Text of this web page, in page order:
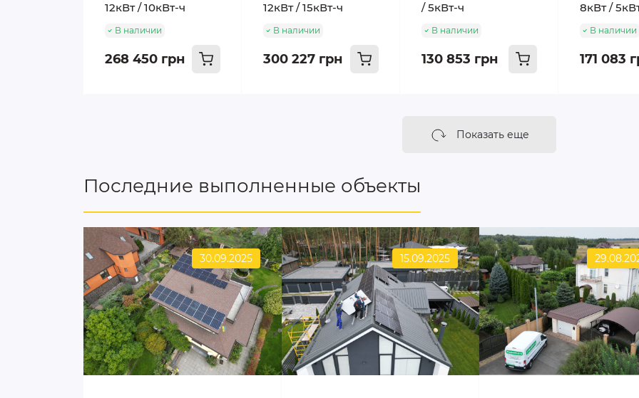
12кВт / 10кВт-ч
В наличии
268 450 грн
12кВт / 15кВт-ч
В наличии
300 227 грн
/ 5кВт-ч
В наличии
130 853 грн
8кВт /
В наличии
171 083
Показать еще
Последние выполненные объекты
30.09.2025 15.09.2025